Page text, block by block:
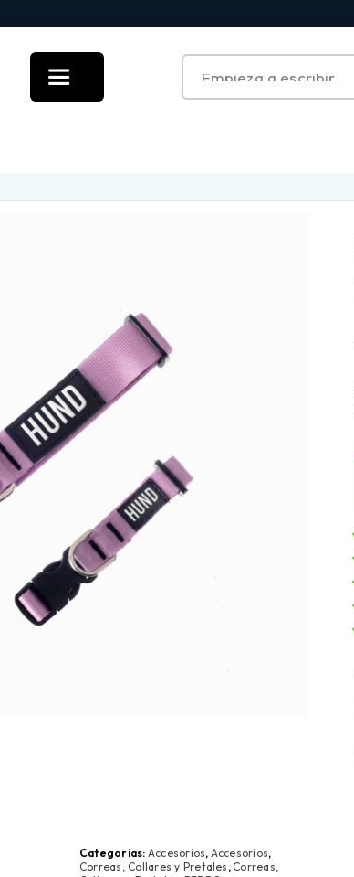
Categorías: Accesorios, Accesorios,
Correas, Collares y Pretales , Correas,